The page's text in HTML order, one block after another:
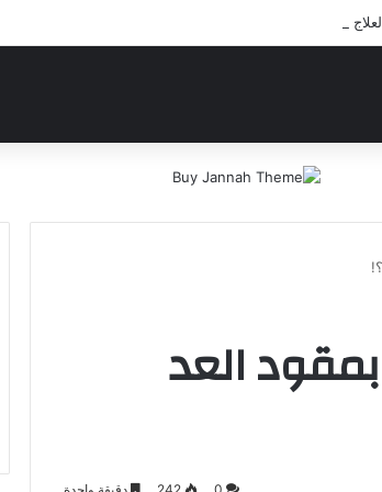
أيتام مدرسة كافل اليتيم
العد